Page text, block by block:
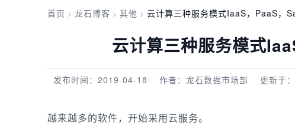
首页 > 龙石博客 > 其他 > 云计算三种服务模式IaaS，PaaS，
云计算三种服务模式
发布时间：2019-04-18 作者：龙石数据市场部 更新于
越来越多的软件，开始采用云服务。